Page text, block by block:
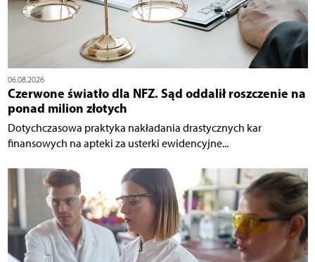
06.08.2026
Czerwone światło dla NFZ. Sąd oddalił roszczenie na
ponad milion złotych
Dotychczasowa praktyka nakładania drastycznych kar
finansowych na apteki za usterki ewidencyjne...